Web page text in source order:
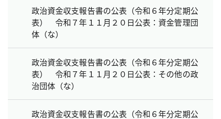
政治資金収支報告書の公表（令和６年分定期公
表） 令和７年１１月２０日公表：資金管理団
体（な）
政治資金収支報告書の公表（令和６年分定期公
表） 令和７年１１月２０日公表：その他の政
治団体（な）
政治資金収支報告書の公表（令和６年分定期公